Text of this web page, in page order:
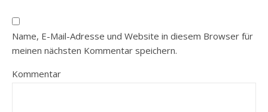
Name, E-Mail-Adresse und Website in diesem Browser für
meinen nächsten Kommentar speichern.
Kommentar